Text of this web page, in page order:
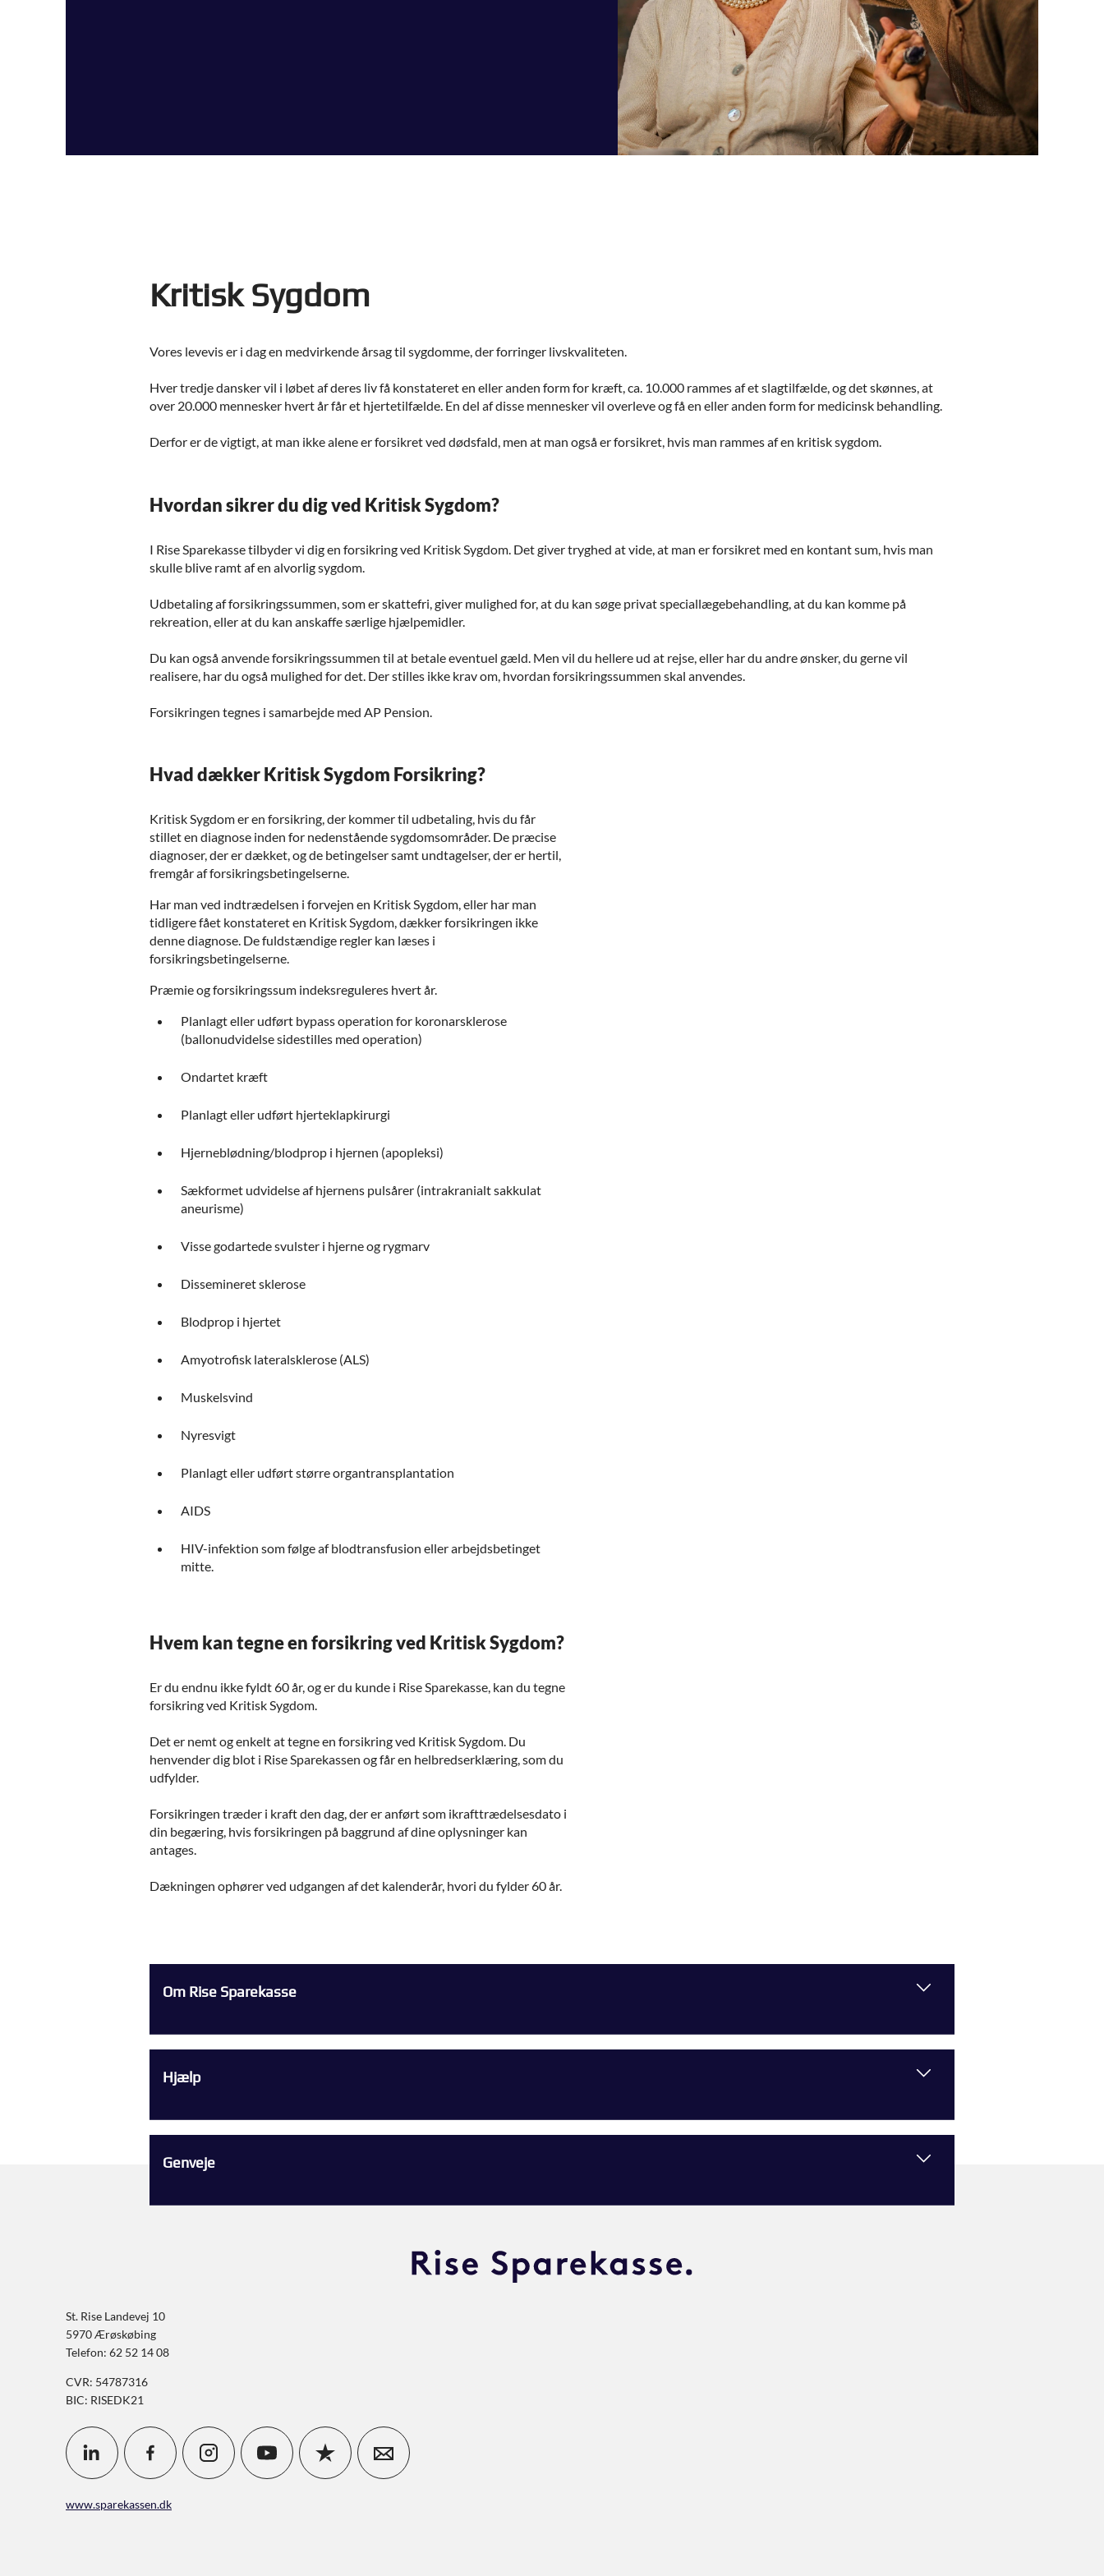
Kritisk Sygdom
Vores levevis er i dag en medvirkende årsag til sygdomme, der forringer livskvaliteten.
Hver tredje dansker vil i løbet af deres liv få konstateret en eller anden form for kræft, ca. 10.000 rammes af et slagtilfælde, og det skønnes, at
over 20.000 mennesker hvert år får et hjertetilfælde. En del af disse mennesker vil overleve og få en eller anden form for medicinsk behandling.
Derfor er de vigtigt, at man ikke alene er forsikret ved dødsfald, men at man også er forsikret, hvis man rammes af en kritisk sygdom.
Hvordan sikrer du dig ved Kritisk Sygdom?
I Rise Sparekasse tilbyder vi dig en forsikring ved Kritisk Sygdom. Det giver tryghed at vide, at man er forsikret med en kontant sum, hvis man
skulle blive ramt af en alvorlig sygdom.
Udbetaling af forsikringssummen, som er skattefri, giver mulighed for, at du kan søge privat speciallægebehandling, at du kan komme på
rekreation, eller at du kan anskaffe særlige hjælpemidler.
Du kan også anvende forsikringssummen til at betale eventuel gæld. Men vil du hellere ud at rejse, eller har du andre ønsker, du gerne vil
realisere, har du også mulighed for det. Der stilles ikke krav om, hvordan forsikringssummen skal anvendes.
Forsikringen tegnes i samarbejde med AP Pension.
Hvad dækker Kritisk Sygdom Forsikring?
Kritisk Sygdom er en forsikring, der kommer til udbetaling, hvis du får
stillet en diagnose inden for nedenstående sygdomsområder. De præcise
diagnoser, der er dækket, og de betingelser samt undtagelser, der er hertil,
fremgår af forsikringsbetingelserne.
Har man ved indtrædelsen i forvejen en Kritisk Sygdom, eller har man
tidligere fået konstateret en Kritisk Sygdom, dækker forsikringen ikke
denne diagnose. De fuldstændige regler kan læses i
forsikringsbetingelserne.
Præmie og forsikringssum indeksreguleres hvert år.
Planlagt eller udført bypass operation for koronarsklerose
(ballonudvidelse sidestilles med operation)
Ondartet kræft
Planlagt eller udført hjerteklapkirurgi
Hjerneblødning/blodprop i hjernen (apopleksi)
Sækformet udvidelse af hjernens pulsårer (intrakranialt sakkulat
aneurisme)
Visse godartede svulster i hjerne og rygmarv
Dissemineret sklerose
Blodprop i hjertet
Amyotrofisk lateralsklerose (ALS)
Muskelsvind
Nyresvigt
Planlagt eller udført større organtransplantation
AIDS
HIV-infektion som følge af blodtransfusion eller arbejdsbetinget
mitte.
Hvem kan tegne en forsikring ved Kritisk Sygdom?
Er du endnu ikke fyldt 60 år, og er du kunde i Rise Sparekasse, kan du tegne
forsikring ved Kritisk Sygdom.
Det er nemt og enkelt at tegne en forsikring ved Kritisk Sygdom. Du
henvender dig blot i Rise Sparekassen og får en helbredserklæring, som du
udfylder.
Forsikringen træder i kraft den dag, der er anført som ikrafttrædelsesdato i
din begæring, hvis forsikringen på baggrund af dine oplysninger kan
antages.
Dækningen ophører ved udgangen af det kalenderår, hvori du fylder 60 år.
Om Rise Sparekasse
Hjælp
Genveje
St. Rise Landevej 10
5970 Ærøskøbing
Telefon: 62 52 14 08
CVR: 54787316
BIC: RISEDK21
www.sparekassen.dk